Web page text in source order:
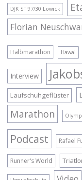
DJK SF 97/30 Lowick
Florian
Halbmarathon Hawai
Interview
Laufschuhgeflüster
Marathon
Podcast Rafael
Runner's World